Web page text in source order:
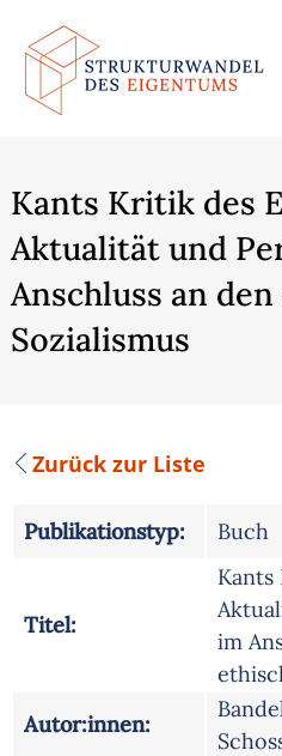
Zum
Inhalt
springen
Kants Kritik des
Aktualität und
Anschluss an
Sozialismus
Zurück zur Liste
Publikationstyp: Buch
Titel:
Kants
im
Autor:innen: